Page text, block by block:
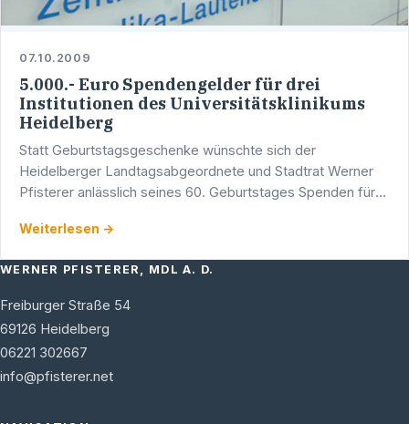
07.10.2009
5.000.- Euro Spendengelder für drei
Institutionen des Universitätsklinikums
Heidelberg
Statt Geburtstagsgeschenke wünschte sich der
Heidelberger Landtagsabgeordnete und Stadtrat Werner
Pfisterer anlässlich seines 60. Geburtstages Spenden für
Weiterlesen →
WERNER PFISTERER, MDL A. D.
Freiburger Straße 54
69126 Heidelberg
06221 302667
info@pfisterer.net